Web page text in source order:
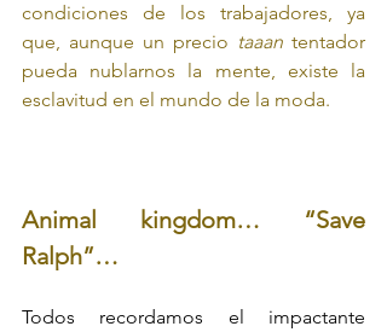
condiciones de los trabajadores, ya
que, aunque un precio taaan tentador
pueda nublarnos la mente, existe la
esclavitud en el mundo de la moda.
Animal kingdom… “Save
Ralph”…
Todos recordamos el impactante